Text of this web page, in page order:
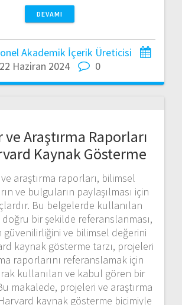
DEVAMI
Akademik İçerik Üreticisi
22 Haziran 2024
0
Araştırma Raporları
Kaynak Gösterme
araştırma raporları, bilimsel
ve bulguların paylaşılması için
Bu belgelerde kullanılan
bir şekilde referanslanması,
güvenilirliğini ve bilimsel değerini
kaynak gösterme tarzı, projeleri
raporlarını referanslamak için
kullanılan ve kabul gören bir
makalede, projeleri ve araştırma
kaynak gösterme biçimiyle